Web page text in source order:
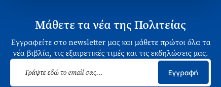
Μάθετε τα νέα της Πολιτείας
Εγγραφείτε στο newsletter μας και μάθετε πρώτοι όλα τα
νέα βιβλία, τις εξαιρετικές τιμές και τις εκδηλώσεις μας.
Εγγραφή